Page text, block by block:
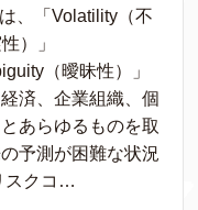
、「Volatility（不
）」
（曖昧性）」
済、企業組織、個
あらゆるものを取
予測が困難な状況
スクコ…